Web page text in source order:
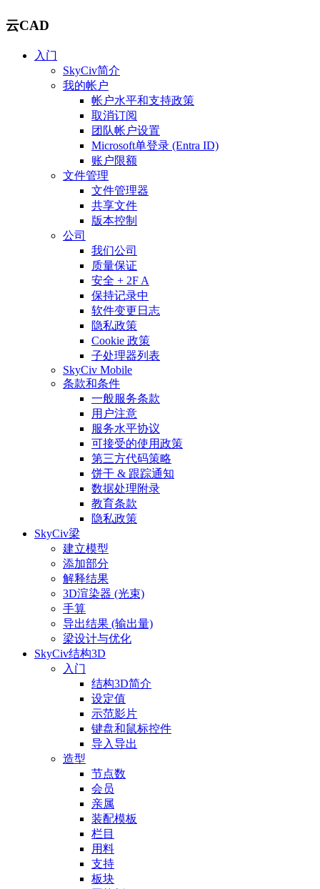
云CAD
入门
SkyCiv简介
我的帐户
帐户水平和支持政策
取消订阅
团队帐户设置
Microsoft单登录 (Entra ID)
账户限额
文件管理
文件管理器
共享文件
版本控制
公司
我们公司
质量保证
安全 + 2F A
保持记录中
软件变更日志
隐私政策
Cookie 政策
子处理器列表
SkyCiv Mobile
条款和条件
一般服务条款
用户注意
服务水平协议
可接受的使用政策
第三方代码策略
饼干 & 跟踪通知
数据处理附录
教育条款
隐私政策
SkyCiv梁
建立模型
添加部分
解释结果
3D渲染器 (光束)
手算
导出结果 (输出量)
梁设计与优化
SkyCiv结构3D
入门
结构3D简介
设定值
示范影片
键盘和鼠标控件
导入导出
造型
节点数
会员
亲属
装配模板
栏目
用料
支持
板块